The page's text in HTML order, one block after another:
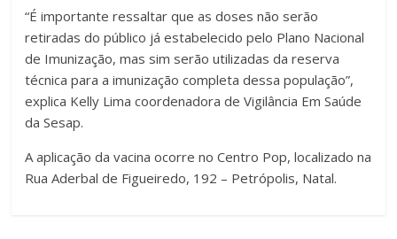
“É importante ressaltar que as doses não serão
retiradas do público já estabelecido pelo Plano Nacional
de Imunização, mas sim serão utilizadas da reserva
técnica para a imunização completa dessa população”,
explica Kelly Lima coordenadora de Vigilância Em Saúde
da Sesap.
A aplicação da vacina ocorre no Centro Pop, localizado na
Rua Aderbal de Figueiredo, 192 – Petrópolis, Natal.